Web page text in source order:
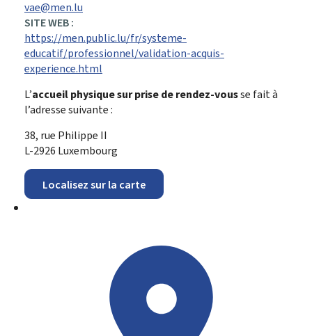
vae@men.lu
SITE WEB :
https://men.public.lu/fr/systeme-
educatif/professionnel/validation-acquis-
experience.html
L’accueil physique sur prise de rendez-vousse fait à
l’adresse suivante :
38, rue Philippe II
L-2926 Luxembourg
Localisez sur la carte